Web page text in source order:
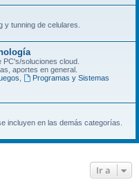
y tunning de celulares.
soluciones cloud.
aportes en general.
Programas y Sistemas
incluyen en las demás categorí­as.
Ir a